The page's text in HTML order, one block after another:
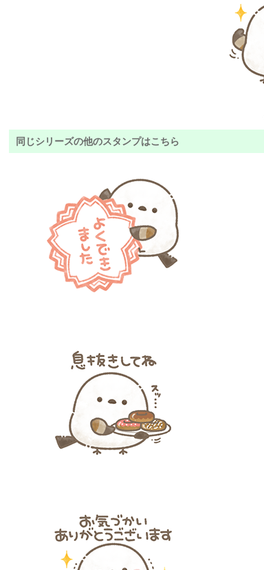
同じシリーズの他のスタンプはこちら